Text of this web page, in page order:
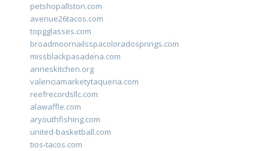
petshopallston.com
avenue26tacos.com
topgglasses.com
broadmoornailsspacoloradosprings.com
missblackpasadena.com
anneskitchen.org
valenciamarketytaqueria.com
reefrecordsllc.com
alawaffle.com
aryouthfishing.com
united-basketball.com
tios-tacos.com